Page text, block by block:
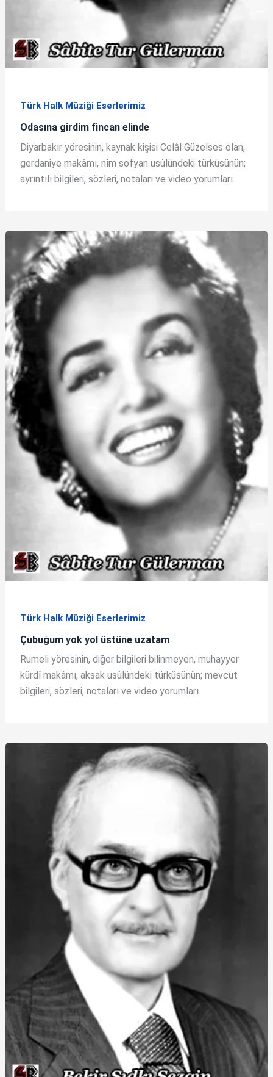
Türk Halk Müziği Eserlerimiz
Odasına girdim fincan elinde
Diyarbakır yöresinin, kaynak kişisi Celâl Güzelses olan,
gerdaniye makâmı, nîm sofyan usûlündeki türküsünün;
ayrıntılı bilgileri, sözleri, notaları ve video yorumları.
Türk Halk Müziği Eserlerimiz
Çubuğum yok yol üstüne uzatam
Rumeli yöresinin, diğer bilgileri bilinmeyen, muhayyer
kürdî makâmı, aksak usûlündeki türküsünün; mevcut
bilgileri, sözleri, notaları ve video yorumları.